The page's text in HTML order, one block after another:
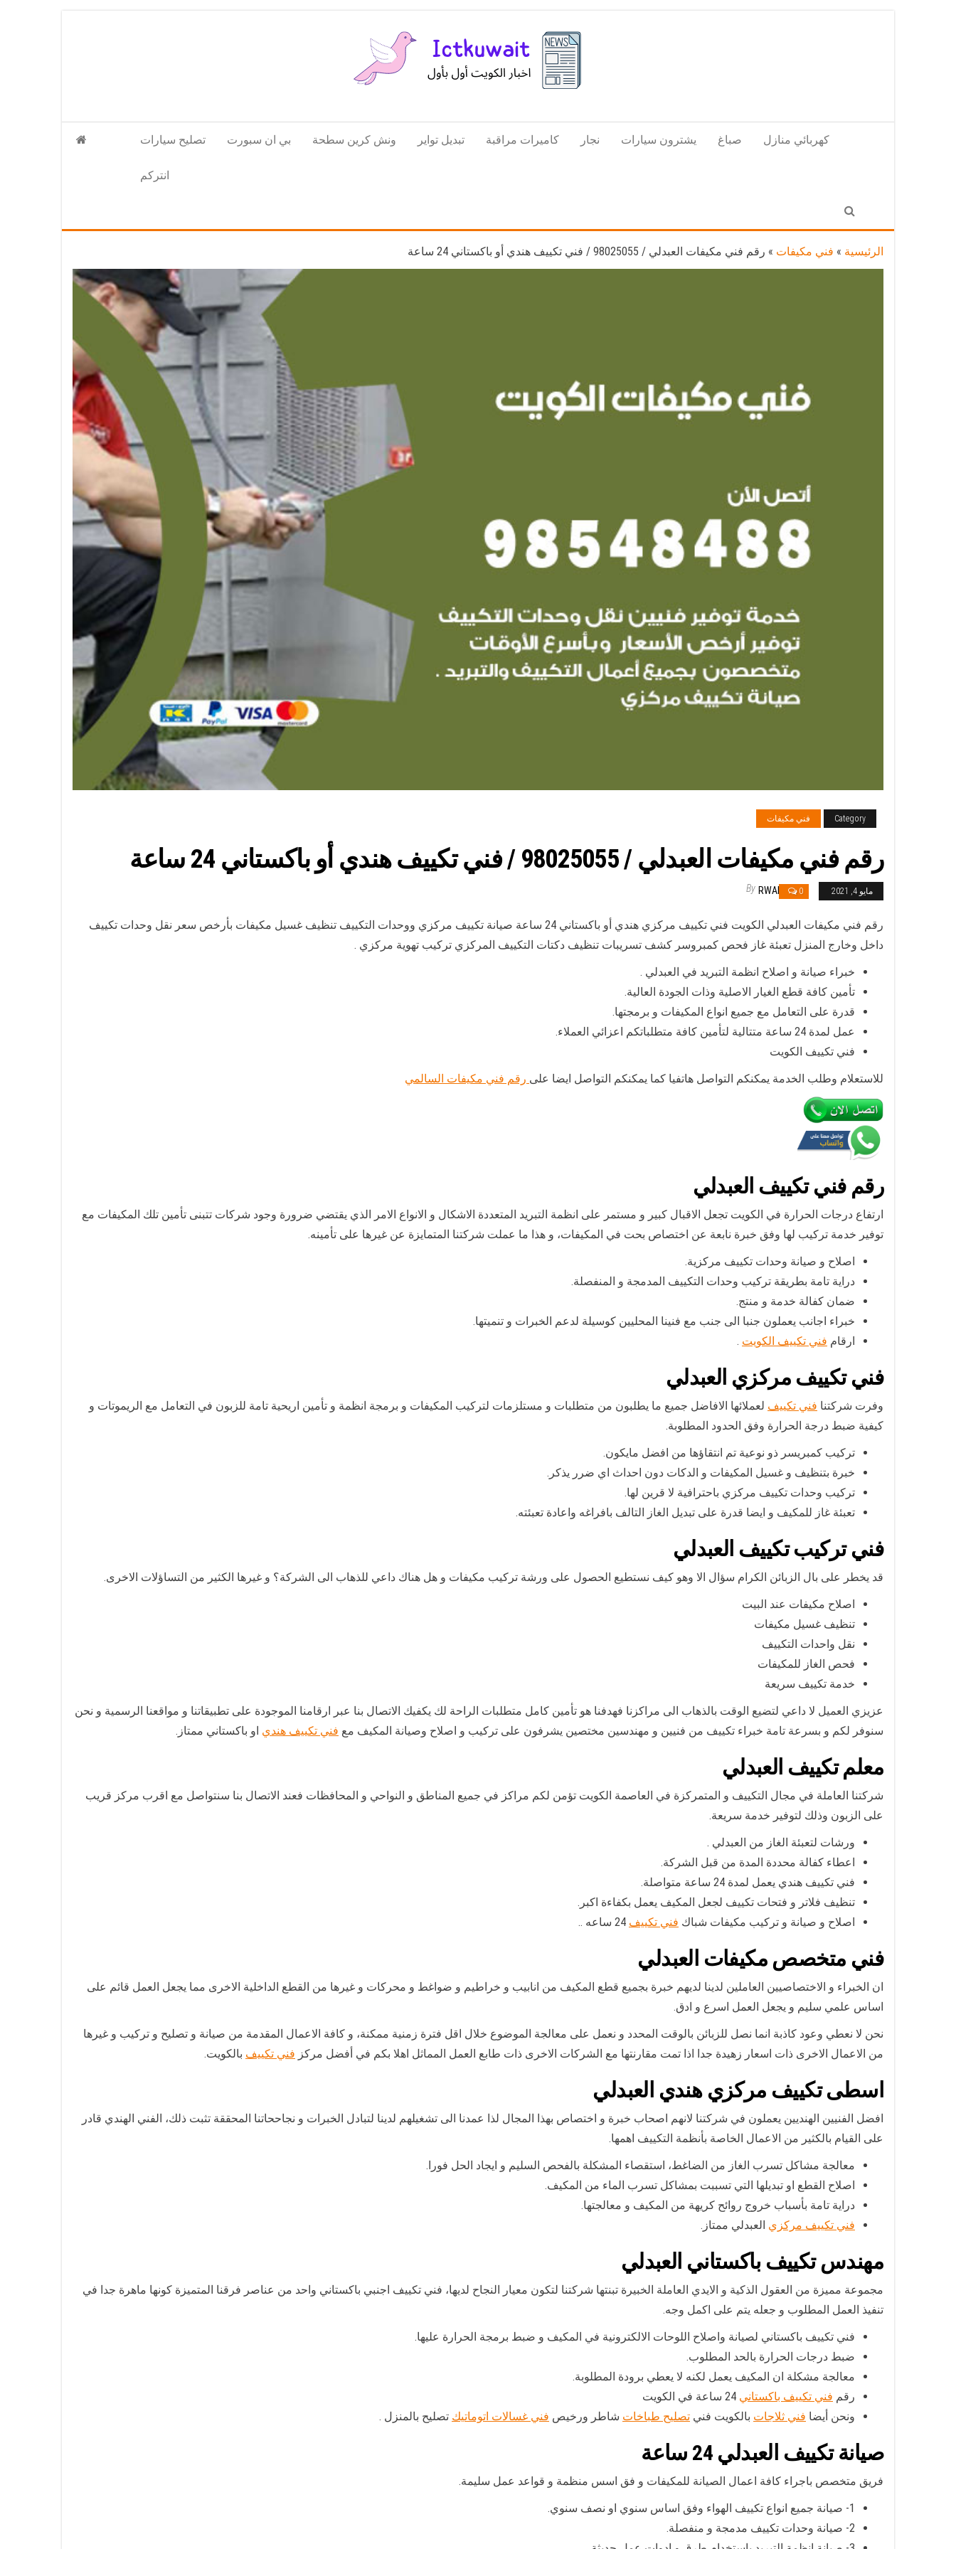
الكويت
تكنولوجيا
المعلومات
تصليح سيارات بي ان سبورت ونش كرين سطحة تبديل تواير كاميرات مراقبة نجار يشترون سيارات صباغ كهربائي منازل
انتركم
الرئيسية » فني مكيفات » رقم فني مكيفات العبدلي / 98025055 / فني تكييف هندي أو باكستاني 24 ساعة
Category فني مكيفات
رقم فني مكيفات العبدلي / 98025055 / فني تكييف هندي أو باكستاني 24 ساعة
مايو 4, 2021 0
By RWAN
رقم فني مكيفات العبدلي الكويت فني تكييف مركزي هندي أو باكستاني 24 ساعة صيانة تكييف مركزي ووحدات التكييف تنظيف غسيل مكيفات بأرخص سعر نقل وحدات تكييف
داخل وخارج المنزل تعبئة غاز فحص كمبروسر كشف تسريبات تنظيف دكتات التكييف المركزي تركيب تهوية مركزي .
خبراء صيانة و اصلاح انظمة التبريد في العبدلي .
تأمين كافة قطع الغيار الاصلية وذات الجودة العالية.
قدرة على التعامل مع جميع انواع المكيفات و برمجتها.
عمل لمدة 24 ساعة متتالية لتأمين كافة متطلباتكم اعزائي العملاء.
فني تكييف الكويت
للاستعلام وطلب الخدمة يمكنكم التواصل هاتفيا كما يمكنكم التواصل ايضا على رقم فني مكيفات السالمي
رقمفني تكييف العبدلي
ارتفاع درجات الحرارة في الكويت تجعل الاقبال كبير و مستمر على انظمة التبريد المتعددة الاشكال و الانواع الامر الذي يقتضي ضرورة وجود شركات تتبنى تأمين تلك المكيفات مع
توفير خدمة تركيب لها وفق خبرة نابعة عن اختصاص بحت في المكيفات، و هذا ما عملت شركتنا المتمايزة عن غيرها على تأمينه.
اصلاح و صيانة وحدات تكييف مركزية.
دراية تامة بطريقة تركيب وحدات التكييف المدمجة و المنفصلة.
ضمان كفالة خدمة و منتج.
خبراء اجانب يعملون جنبا الى جنب مع فنينا المحليين كوسيلة لدعم الخبرات و تنميتها.
ارقام فني تكييف الكويت .
فني تكييف مركزي العبدلي
وفرت شركتنا فني تكييف لعملائها الافاضل جميع ما يطلبون من متطلبات و مستلزمات لتركيب المكيفات و برمجة انظمة و تأمين اريحية تامة للزبون في التعامل مع الريموتات و
كيفية ضبط درجة الحرارة وفق الحدود المطلوبة.
تركيب كمبريسر ذو نوعية تم انتقاؤها من افضل مايكون.
خبرة بتنظيف و غسيل المكيفات و الدكات دون احداث اي ضرر يذكر.
تركيب وحدات تكييف مركزي باحترافية لا قرين لها.
تعبئة غاز للمكيف و ايضا قدرة على تبديل الغاز التالف بافراغه واعادة تعبئته.
فني تركيب تكييف العبدلي
قد يخطر على بال الزبائن الكرام سؤال الا وهو كيف نستطيع الحصول على ورشة تركيب مكيفات و هل هناك داعي للذهاب الى الشركة؟ و غيرها الكثير من التساؤلات الاخرى.
اصلاح مكيفات عند البيت
تنظيف غسيل مكيفات
نقل واحدات التكييف
فحص الغاز للمكيفات
خدمة تكييف سريعة
عزيزي العميل لا داعي لتضيع الوقت بالذهاب الى مراكزنا فهدفنا هو تأمين كامل متطلبات الراحة لك يكفيك الاتصال بنا عبر ارقامنا الموجودة على تطبيقاتنا و مواقعنا الرسمية و نحن
سنوفر لكم و بسرعة تامة خبراء تكييف من فنيين و مهندسين مختصين يشرفون على تركيب و اصلاح وصيانة المكيف مع فني تكييف هندي او باكستاني ممتاز.
معلم تكييف العبدلي
شركتنا العاملة في مجال التكييف و المتمركزة في العاصمة الكويت تؤمن لكم مراكز في جميع المناطق و النواحي و المحافظات فعند الاتصال بنا سنتواصل مع اقرب مركز قريب
على الزبون وذلك لتوفير خدمة سريعة.
ورشات لتعبئة الغاز من العبدلي .
اعطاء كفالة محددة المدة من قبل الشركة.
فني تكييف هندي يعمل لمدة 24 ساعة متواصلة.
تنظيف فلاتر و فتحات تكييف لجعل المكيف يعمل بكفاءة اكبر.
اصلاح و صيانة و تركيب مكيفات شباك فني تكييف
فني متخصص مكيفات العبدلي
ان الخبراء و الاختصاصيين العاملين لدينا لديهم خبرة بجميع قطع المكيف من انابيب و خراطيم و ضواغط و محركات و غيرها من القطع الداخلية الاخرى مما يجعل العمل قائم على
اساس علمي سليم و يجعل العمل اسرع و ادق.
نحن لا نعطي وعود كاذبة انما نصل للزبائن بالوقت المحدد و نعمل على معالجة الموضوع خلال اقل فترة زمنية ممكنة، و كافة الاعمال المقدمة من صيانة و تصليح و تركيب و غيرها
من الاعمال الاخرى ذات اسعار زهيدة جدا اذا تمت مقارنتها مع الشركات الاخرى ذات طابع العمل المماثل اهلا بكم في أفضل مركز فني تكييف بالكويت.
اسطى تكييف مركزي هندي العبدلي
افضل الفنيين الهنديين يعملون في شركتنا لانهم اصحاب خبرة و اختصاص بهذا المجال لذا عمدنا الى تشغيلهم لدينا لتبادل الخبرات و نجاححاتنا المحققة تثبت ذلك، الفني الهندي قادر
على القيام بالكثير من الاعمال الخاصة بأنظمة التكييف اهمها.
معالجة مشاكل تسرب الغاز من الضاغط، استقصاء المشكلة بالفحص السليم و ايجاد الحل فورا.
اصلاح القطع او تبديلها التي تسببت بمشاكل تسرب الماء من المكيف.
دراية تامة بأسباب خروج روائح كريهة من المكيف و معالجتها.
فني تكييف مركزي العبدلي ممتاز.
مهندس تكييف باكستاني العبدلي
مجموعة مميزة من العقول الذكية و الايدي العاملة الخبيرة تبنتها شركتنا لتكون معيار النجاح لديها، فني تكييف اجنبي باكستاني واحد من عناصر فرقنا المتميزة كونها ماهرة جدا في
تنفيذ العمل المطلوب و جعله يتم على اكمل وجه.
فني تكييف باكستاني لصيانة واصلاح اللوحات الالكترونية في المكيف و ضبط برمجة الحرارة عليها.
ضبط درجات الحرارة بالحد المطلوب.
معالجة مشكلة ان المكيف يعمل لكنه لا يعطي برودة المطلوبة.
رقم فني تكييف باكستاني
ونحن أيضا فني ثلاجات بالكويت فني تصليح طباخات شاطر ورخيص فني غسالات اتوماتيك تصليح بالمنزل .
صيانة تكييف العبدلي 24 ساعة
فريق متخصص باجراء كافة اعمال الصيانة للمكيفات و فق اسس منظمة و قواعد عمل سليمة.
1- صيانة جميع انواع تكييف الهواء وفق اساس سنوي او نصف سنوي.
2- صيانة وحدات تكييف مدمجة و منفصلة.